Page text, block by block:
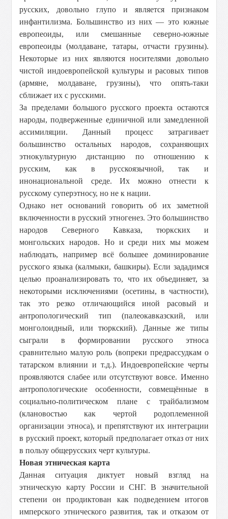
русских, довольно глупо и является признаком
инфантилизма. Большинство из них — это южные
европеоиды, или смешанные северно-южные
европеоиды (молдаване, татары, отчасти грузины).
Некоторые из них являются носителями довольно
чистой индоевропейской культуры и расовых типов
(армяне, молдаване, грузины), что опять-таки
сближает их с русскими.
За пределами большого русского проекта остаются
народы, подверженные единичной или замедленной
ассимиляции. Данный процесс затрагивает
большинство остальных народов, сохраняющих
этнокультурную дистанцию по отношению к
русским, как в русскоязычной, так и
инонациональной среде. Их можно отнести к
русскому суперэтносу, но не к нации.
Однако нет оснований говорить об их заметной
включенности в русский этногенез. Это большинство
народов Северного Кавказа, тюркских и
монгольских народов. Но и среди них мы можем
наблюдать, например всё большее доминирование
русского языка (калмыки, башкиры). Если зададимся
целью проанализировать то, что их объединяет, за
некоторыми исключениями (осетины, в частности),
так это резко отличающийся иной расовый и
антропологический тип (палеокавказский, или
монголоидный, или тюркский). Данные же типы
сыграли в формировании русского этноса
сравнительно малую роль (вопреки предрассудкам о
татарском влиянии и т.д.). Индоевропейские черты
проявляются слабее или отсутствуют вовсе. Именно
антропологические особенности, совмещённые в
социально-политическом плане с трайбализмом
(клановостью как чертой родоплеменной
организации этноса), и препятствуют их интеграции
в русский проект, который предполагает отказ от них
в пользу общерусских черт культуры.
Новая этническая карта
Данная ситуация диктует новый взгляд на
этническую карту России и СНГ. В значительной
степени он продиктован как подведением итогов
имперского этнического развития, так и отказом от